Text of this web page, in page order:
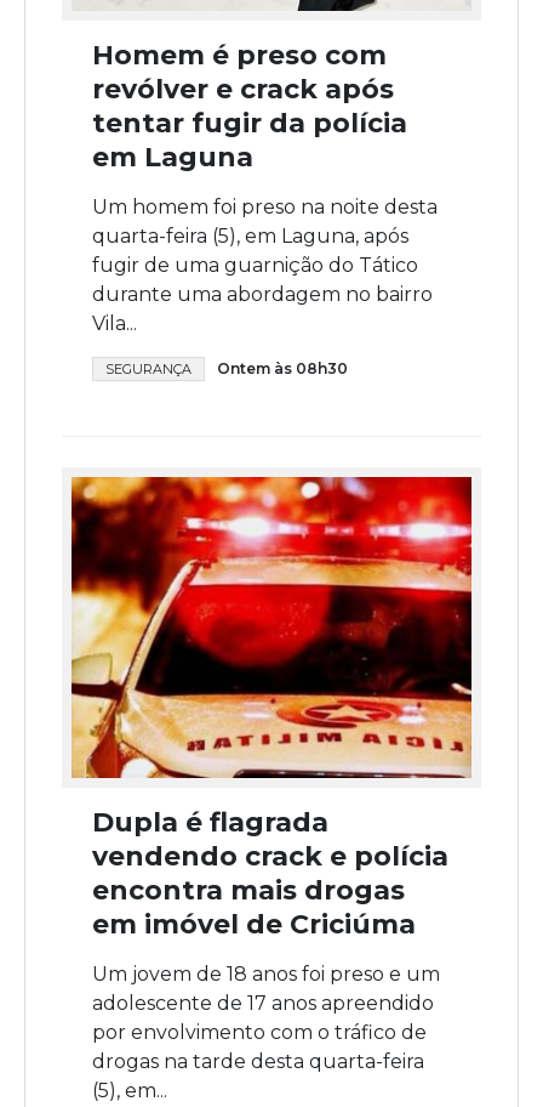
Homem é preso com
revólver e crack após
tentar fugir da polícia
em Laguna
Um homem foi preso na noite desta
quarta-feira (5), em Laguna, após
fugir de uma guarnição do Tático
durante uma abordagem no bairro
Vila...
SEGURANÇA Ontem às 08h30
Dupla é flagrada
vendendo crack e polícia
encontra mais drogas
em imóvel de Criciúma
Um jovem de 18 anos foi preso e um
adolescente de 17 anos apreendido
por envolvimento com o tráfico de
drogas na tarde desta quarta-feira
(5), em...